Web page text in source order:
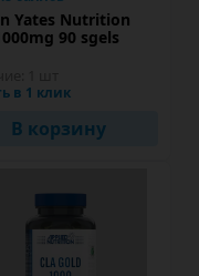
Yates Nutrition
90 sgels
в 1 клик
В корзину